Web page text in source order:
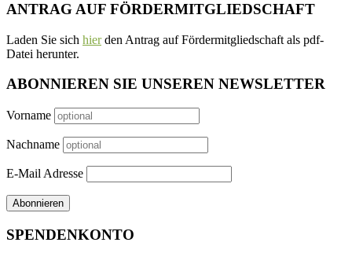
ANTRAG AUF FÖRDERMITGLIEDSCHAFT
Laden Sie sich hierden Antrag auf Fördermitgliedschaft als pdf-
Datei herunter.
ABONNIEREN SIE UNSEREN NEWSLETTER
Vorname
Nachname
E-Mail Adresse
SPENDENKONTO